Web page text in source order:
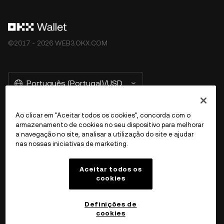
terms-of-service
OKX Web3").
©2017 - 2026 WEB3.OKX.COM
Português (Portugal)/USD
Mais informações sobre a OKX Web3
Ao clicar em "Aceitar todos os cookies", concorda com o
armazenamento de cookies no seu dispositivo para melhorar
a navegação no site, analisar a utilização do site e ajudar
nas nossas iniciativas de marketing.
Aceitar todos os
cookies
Definições de
cookies